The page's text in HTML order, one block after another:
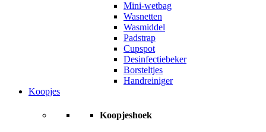
Mini-wetbag
Wasnetten
Wasmiddel
Padstrap
Cupspot
Desinfectiebeker
Borsteltjes
Handreiniger
Koopjes
Koopjeshoek